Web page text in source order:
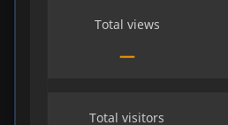
Total views
—
Total visitors